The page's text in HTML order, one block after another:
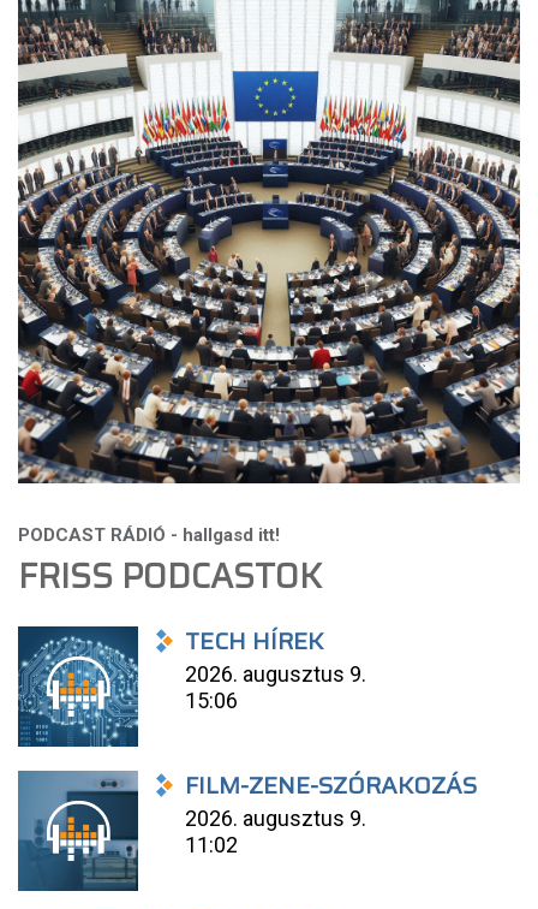
FRISS PODCASTOK
TECH HÍREK
2026. augusztus 9.
15:06
FILM-ZENE-SZÓRAKOZÁS
2026. augusztus 9.
11:02